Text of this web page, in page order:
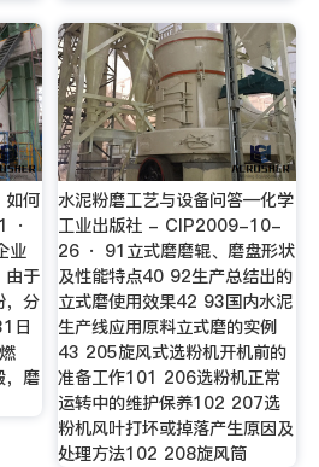
如何
·
业
由于
，分
日
，磨
水泥粉磨工艺与设备问答—化学
工业出版社 - CIP2009-10-
26 · 91立式磨磨辊、磨盘形状
及性能特点40 92生产总结出的
立式磨使用效果42 93国内水泥
生产线应用原料立式磨的实例
43 205旋风式选粉机开机前的
准备工作101 206选粉机正常
运转中的维护保养102 207选
粉机风叶打坏或掉落产生原因及
处理方法102 208旋风筒